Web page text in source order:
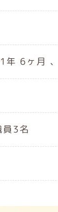
6ヶ月
3名